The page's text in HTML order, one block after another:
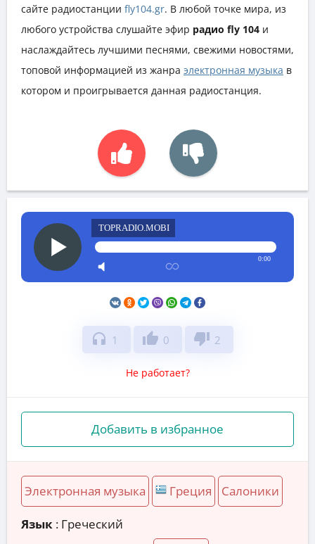
сайте радиостанции fly104.gr. В любой точке мира, из
любого устройства слушайте эфир радио fly 104 и
наслаждайтесь лучшими песнями, свежими новостями,
топовой информацией из жанра электронная музыка в
котором и проигрывается данная радиостанция.
TOPRADIO.MOBI
0:00
headphones 1 thumb_up 0 thumb_down 2
Не работает?
Добавить в избранное
Электронная музыка Греция Салоники
Язык : Греческий